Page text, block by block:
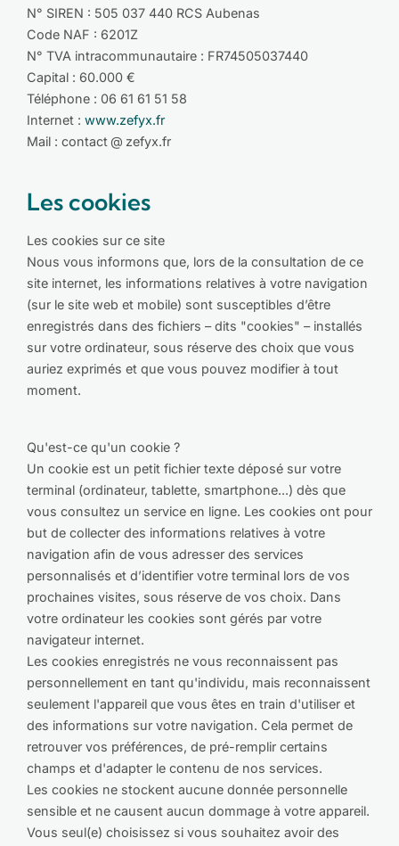
N° SIREN : 505 037 440 RCS Aubenas
Code NAF : 6201Z
N° TVA intracommunautaire : FR74505037440
Capital : 60.000 €
Téléphone : 06 61 61 51 58
Internet : www.zefyx.fr
Mail : contact @ zefyx.fr
Les cookies
Les cookies sur ce site
Nous vous informons que, lors de la consultation de ce
site internet, les informations relatives à votre navigation
(sur le site web et mobile) sont susceptibles d’être
enregistrés dans des fichiers – dits "cookies" – installés
sur votre ordinateur, sous réserve des choix que vous
auriez exprimés et que vous pouvez modifier à tout
moment.
Qu'est-ce qu'un cookie ?
Un cookie est un petit fichier texte déposé sur votre
terminal (ordinateur, tablette, smartphone...) dès que
vous consultez un service en ligne. Les cookies ont pour
but de collecter des informations relatives à votre
navigation afin de vous adresser des services
personnalisés et d’identifier votre terminal lors de vos
prochaines visites, sous réserve de vos choix. Dans
votre ordinateur les cookies sont gérés par votre
navigateur internet.
Les cookies enregistrés ne vous reconnaissent pas
personnellement en tant qu'individu, mais reconnaissent
seulement l'appareil que vous êtes en train d'utiliser et
des informations sur votre navigation. Cela permet de
retrouver vos préférences, de pré-remplir certains
champs et d'adapter le contenu de nos services.
Les cookies ne stockent aucune donnée personnelle
sensible et ne causent aucun dommage à votre appareil.
Vous seul(e) choisissez si vous souhaitez avoir des